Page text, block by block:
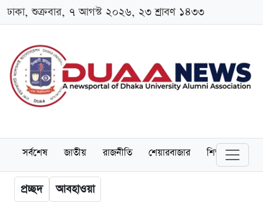
ঢাকা, শুক্রবার, ৭ আগস্ট ২০২৬, ২৩ শ্রাবণ ১৪৩৩
সর্বশেষ জাতীয় রাজনীতি শেয়ারবাজার শিক্ষা
প্রচ্ছদ আবহাওয়া